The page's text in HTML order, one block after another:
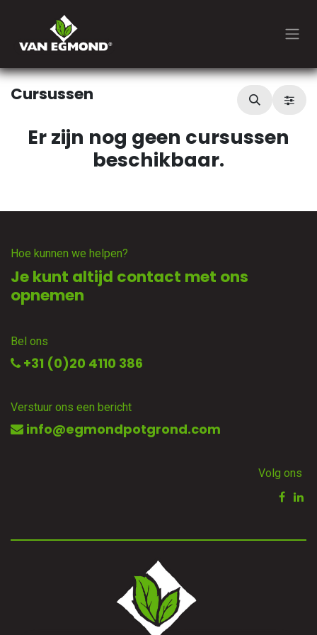
Cursussen
Er zijn nog geen cursussen
beschikbaar.
Hoe kunnen we helpen?
Je kunt altijd contact met ons
opnemen
Bel ons
+31 (0)20 4110 386
Verstuur ons een bericht
info@egmondpotgrond.com
Volg ons